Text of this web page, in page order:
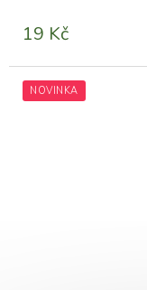
produktu
je
z
5
19 Kč
NOVINKA